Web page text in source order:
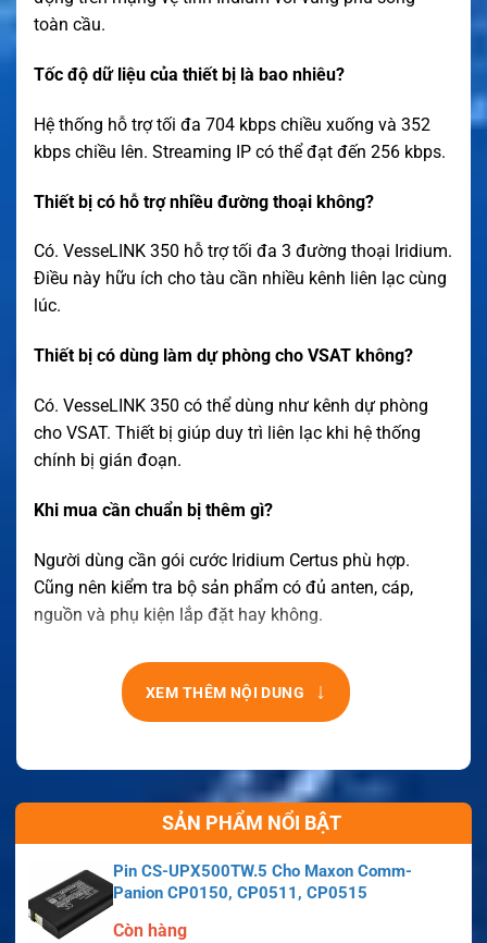
toàn cầu.
Tốc độ dữ liệu của thiết bị là bao nhiêu?
Hệ thống hỗ trợ tối đa 704 kbps chiều xuống và 352
kbps chiều lên. Streaming IP có thể đạt đến 256 kbps.
Thiết bị có hỗ trợ nhiều đường thoại không?
Có. VesseLINK 350 hỗ trợ tối đa 3 đường thoại Iridium.
Điều này hữu ích cho tàu cần nhiều kênh liên lạc cùng
lúc.
Thiết bị có dùng làm dự phòng cho VSAT không?
Có. VesseLINK 350 có thể dùng như kênh dự phòng
cho VSAT. Thiết bị giúp duy trì liên lạc khi hệ thống
chính bị gián đoạn.
Khi mua cần chuẩn bị thêm gì?
Người dùng cần gói cước Iridium Certus phù hợp.
Cũng nên kiểm tra bộ sản phẩm có đủ anten, cáp,
nguồn và phụ kiện lắp đặt hay không.
XEM THÊM NỘI DUNG ↓
SẢN PHẨM NỔI BẬT
Pin CS-UPX500TW.5 Cho Maxon Comm-
Panion CP0150, CP0511, CP0515
Còn hàng